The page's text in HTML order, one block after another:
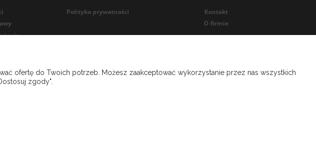
Polityka prywatności
Kontakt
O firmie
ofertę do Twoich potrzeb. Możesz zaakceptować wykorzystanie przez nas wszystkich
zgody".